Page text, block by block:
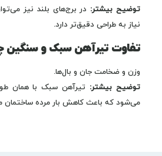
توضیح بیشتر: در برج‌های بلند نیز
نیاز به طراحی دقیق‌تر دارد.
تفاوت تیرآهن سبک و
وزن و ضخامت جان و بال‌ها.
توضیح بیشتر: تیرآهن سبک با همان
می‌شود که باعث کاهش بار مرده ساختمان